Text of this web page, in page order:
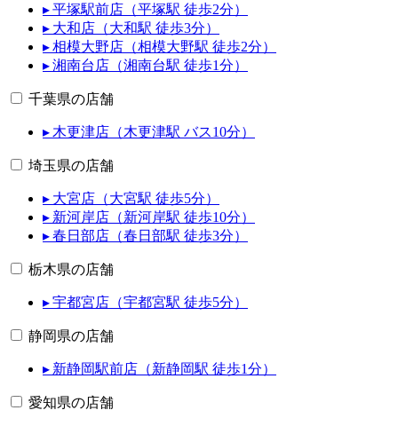
▸ 平塚駅前店（平塚駅 徒歩2分）
▸ 大和店（大和駅 徒歩3分）
▸ 相模大野店（相模大野駅 徒歩2分）
▸ 湘南台店（湘南台駅 徒歩1分）
千葉県の店舗
▸ 木更津店（木更津駅 バス10分）
埼玉県の店舗
▸ 大宮店（大宮駅 徒歩5分）
▸ 新河岸店（新河岸駅 徒歩10分）
▸ 春日部店（春日部駅 徒歩3分）
栃木県の店舗
▸ 宇都宮店（宇都宮駅 徒歩5分）
静岡県の店舗
▸ 新静岡駅前店（新静岡駅 徒歩1分）
愛知県の店舗